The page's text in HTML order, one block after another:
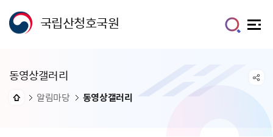
국립산청호국원
동영상갤러리
알림마당 동영상갤러리